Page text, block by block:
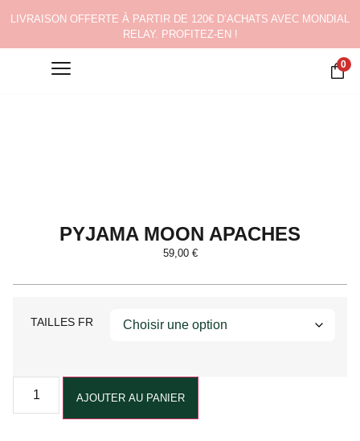
LIVRAISON OFFERTE À PARTIR DE 120€ D’ACHATS AVEC MONDIAL
RELAY. PROFITEZ-EN !
0
PYJAMA MOON APACHES
59,00 €
TAILLES FR
AJOUTER AU PANIER